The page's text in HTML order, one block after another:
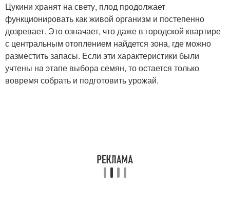
Цукини хранят на свету, плод продолжает
функционировать как живой организм и постепенно
дозревает. Это означает, что даже в городской квартире
с центральным отоплением найдется зона, где можно
разместить запасы. Если эти характеристики были
учтены на этапе выбора семян, то остается только
вовремя собрать и подготовить урожай.